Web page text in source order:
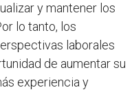
y mantener los
lo tanto, los
laborales
de aumentar su
experiencia y